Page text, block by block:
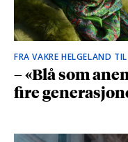
FRA VAKRE HELGELAND
– «Blå som
fire